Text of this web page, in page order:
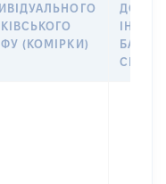
(КОМІРКИ)
СЕЙФУ